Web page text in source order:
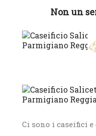
Non un
Ci sono i caseifici